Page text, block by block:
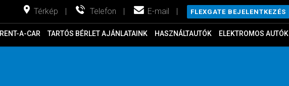
Térkép | Telefon | E-mail | FLEXGATE BEJELENTKEZÉS
RENT-A-CAR TARTÓS BÉRLET AJÁNLATAINK HASZNÁLTAUTÓK ELEKTROMOS AUTÓK